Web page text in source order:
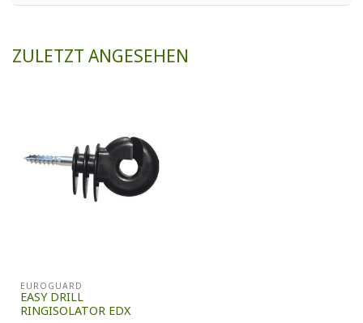
ZULETZT ANGESEHEN
EUROGUARD
EASY DRILL
RINGISOLATOR EDX